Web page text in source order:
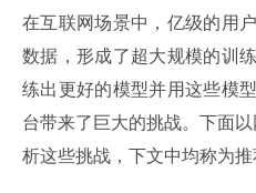
在互联网场景中，亿级的用
数据，形成了超大规模的训
练出更好的模型并用这些模
台带来了巨大的挑战。下面
析这些挑战，下文中均称为推